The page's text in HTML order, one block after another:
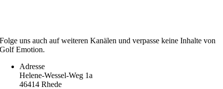
Folge uns auch auf weiteren Kanälen und verpasse keine Inhalte von
Golf Emotion.
Adresse
Helene-Wessel-Weg 1a
46414 Rhede